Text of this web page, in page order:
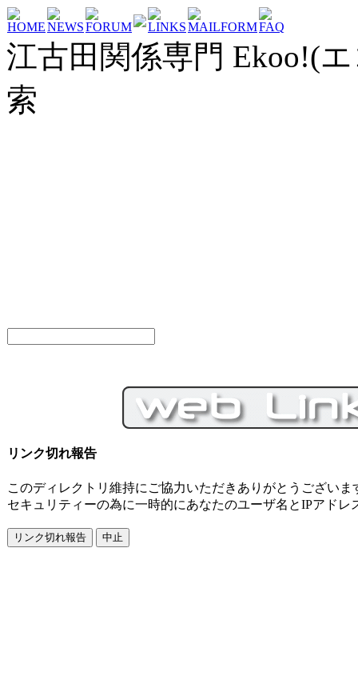
HOMENEWSFORUM LINKSMAILFORMFAQ
江古田関係専門 Ekoo!(
索
リンク切れ報告
このディレクトリ維持にご協力いただきありがとうございま
セキュリティーの為に一時的にあなたのユーザ名とIPアドレ